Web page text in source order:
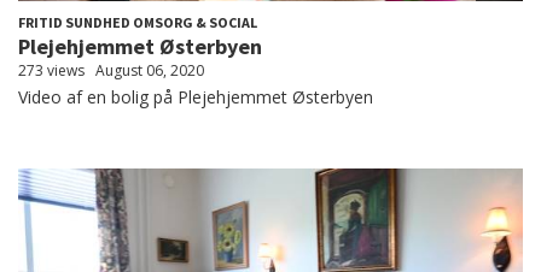
FRITID SUNDHED OMSORG & SOCIAL
Plejehjemmet Østerbyen
273 views August 06, 2020
Video af en bolig på Plejehjemmet Østerbyen